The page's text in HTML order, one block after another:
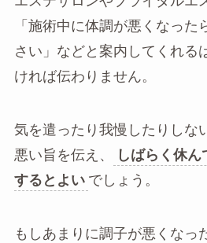
「施術中に体調が悪くなった
さい」などと案内してくれる
ければ伝わりません。
気を遣ったり我慢したりしな
悪い旨を伝え、
しばらく休
するとよい でしょう。
もしあまりに調子が悪くなっ